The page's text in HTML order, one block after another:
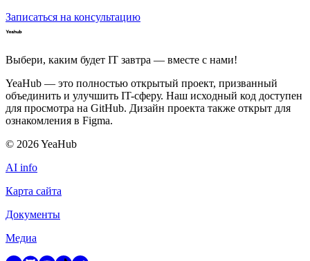
Записаться на консультацию
Выбери, каким будет IT завтра — вместе c нами!
YeaHub — это полностью открытый проект, призванный
объединить и улучшить IT-сферу. Наш исходный код доступен
для просмотра на GitHub. Дизайн проекта также открыт для
ознакомления в Figma.
© 2026YeaHub
AI info
Карта сайта
Документы
Медиа